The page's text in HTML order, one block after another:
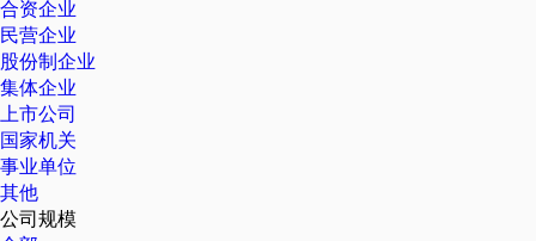
合资企业
民营企业
股份制企业
集体企业
上市公司
国家机关
事业单位
其他
公司规模